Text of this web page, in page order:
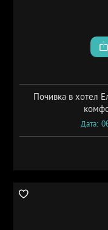
Почивка в хотел
Дата: